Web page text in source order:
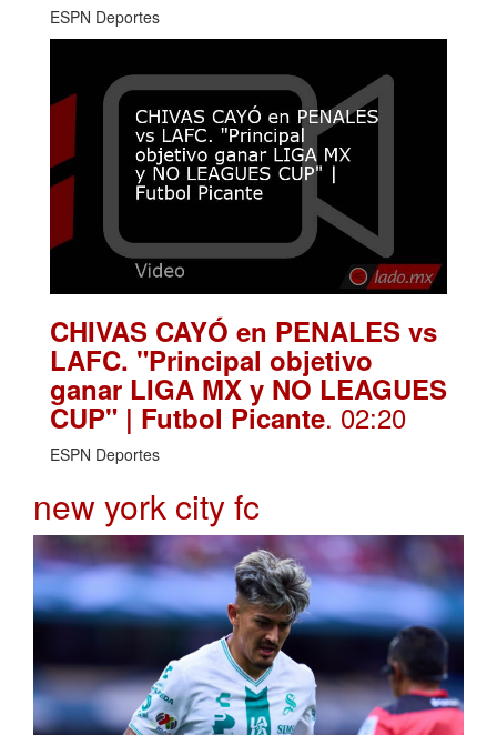
ESPN Deportes
CHIVAS CAYÓ en PENALES vs
LAFC. "Principal objetivo
ganar LIGA MX y NO LEAGUES
CUP" | Futbol Picante. 02:20
ESPN Deportes
new york city fc